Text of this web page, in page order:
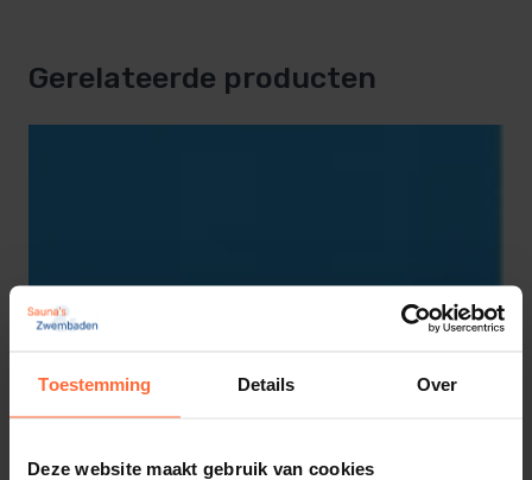
Toestemming Details Over
Deze website maakt gebruik van cookies
Gerelateerde producten